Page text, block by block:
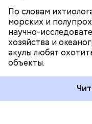
По словам
морских и
научно-
хозяйства и
акулы любят
объекты.
гидом.
— Ко всем этим
относиться
экспертов,
ангажированы.
— пояснил эксперт.